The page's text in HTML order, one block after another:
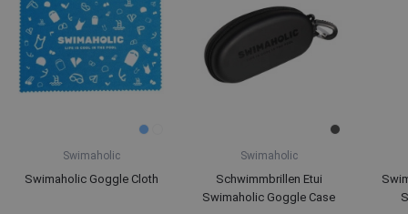
Swimaholic
Swimaholic Goggle Cloth
Swimaholic
Schwimmbrillen Etui
Swimaholic Goggle Case